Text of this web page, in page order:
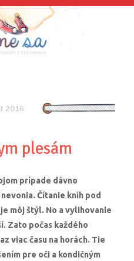
2016
plesám
prípade dávno
Čítanie kníh pod
môj štýl. No a vylihovanie
Zato počas každého
viac času na horách. Tie
pre oči a kondičným